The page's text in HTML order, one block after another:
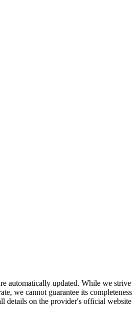
automatically updated. While we strive
we cannot guarantee its completeness
details on the provider's official website